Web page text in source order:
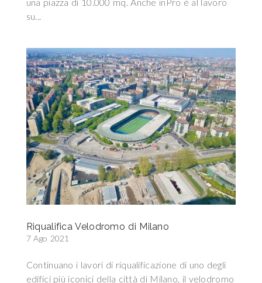
su...
Riqualifica Velodromo di Milano
7 Ago 2021
Continuano i lavori di riqualificazione di uno degli
edifici più iconici della città di Milano, il velodromo